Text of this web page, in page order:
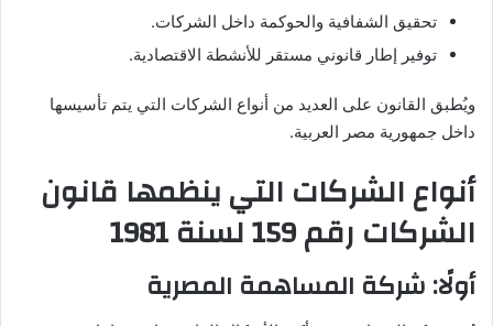
تحقيق الشفافية والحوكمة داخل الشركات.
توفير إطار قانوني مستقر للأنشطة الاقتصادية.
ويُطبق القانون على العديد من أنواع الشركات التي يتم تأسيسها
داخل جمهورية مصر العربية.
أنواع الشركات التي ينظمها قانون
الشركات رقم 159 لسنة 1981
أولًا: شركة المساهمة المصرية